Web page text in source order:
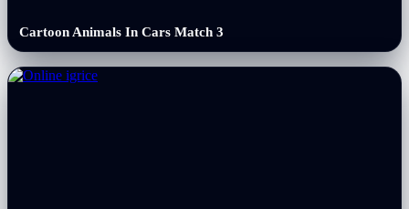
Cartoon Animals In Cars Match 3